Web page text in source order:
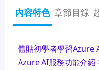
內容特色 章節目錄
體貼初學者學習Azure
Azure AI服務功能介紹